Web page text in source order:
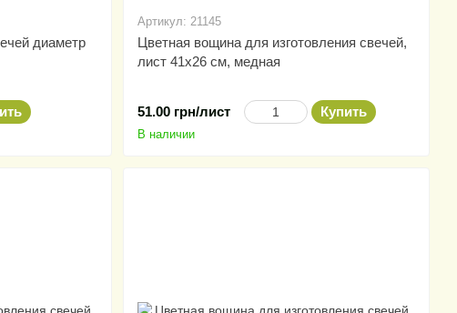
диаметр
Артикул: 21145
Цветная вощина для изготовления свечей,
лист 41х26 см, медная
51.00 грн/лист Купить
В наличии